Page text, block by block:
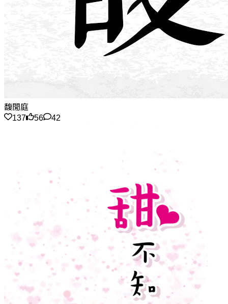
馥閒庭
137
56 42